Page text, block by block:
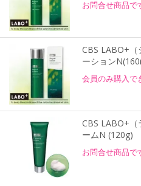
お問合せ商品で
CBS LABO+
ーション
会員のみ購入で
CBS LABO+
ームN (120g)
お問合せ商品で